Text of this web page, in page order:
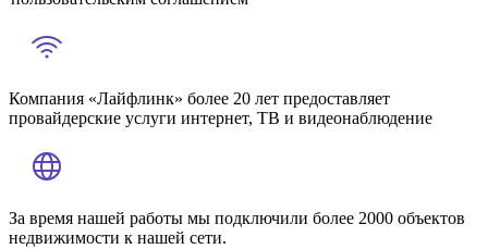
Компания «Лайфлинк» более 20 лет предоставляет
провайдерские услуги интернет, ТВ и видеонаблюдение
За время нашей работы мы подключили более 2000 объектов
недвижимости к нашей сети.